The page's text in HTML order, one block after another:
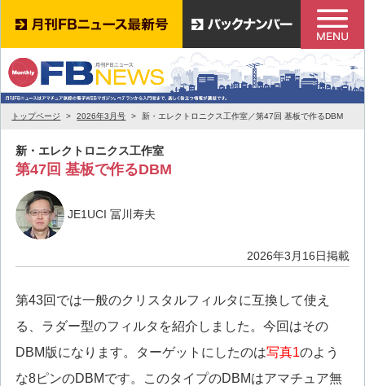
トップページ 2026年3月号 新・エレクトロニクス工作室／第47回 基板で作るDBM
新・エレクトロニクス工作室
第47回 基板で作るDBM
JE1UCI 冨川寿夫
2026年3月16日掲載
第43回では一般のクリスタルフィルタに互換して使え
る、ラダー型のフィルタを紹介しました。今回はその
DBM版になります。ターゲットにしたのは写真1のよう
な8ピンのDBMです。このタイプのDBMはアマチュア無